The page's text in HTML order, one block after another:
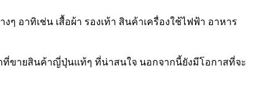
อาทิเช่น เสื้อผ้า รองเท้า สินค้าเครื่องใช้ไฟฟ้า อาหาร
ที่ขายสินค้าญี่ปุ่นแท้ๆ ที่น่าสนใจ นอกจากนี้ยังมีโอกาสที่จะ